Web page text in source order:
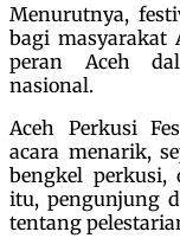
Menurutnya,
bagi masyarakat
peran Aceh
nasional.
Aceh Perkusi
acara menarik,
bengkel perkusi,
itu, pengunjung
tentang